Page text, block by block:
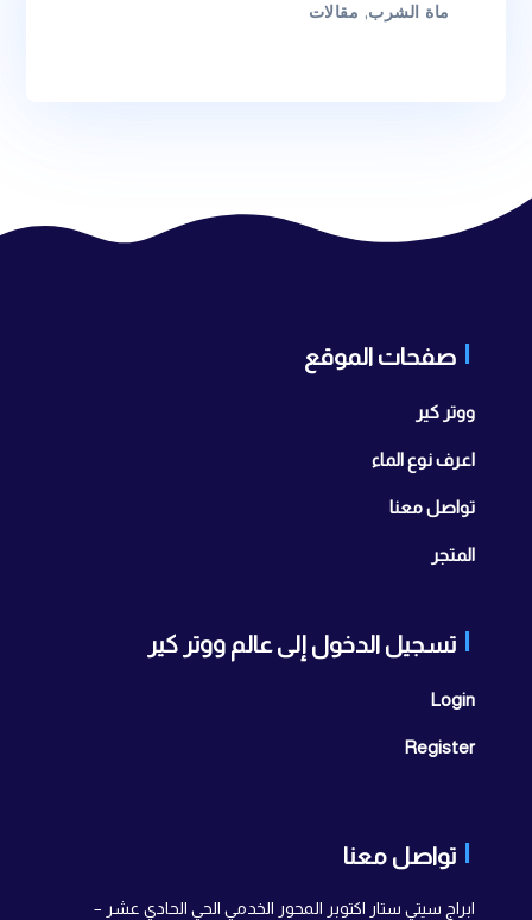
ماة الشرب, مقالات
صفحات الموقع
ووتر كير
اعرف نوع الماء
تواصل معنا
المتجر
تسجيل الدخول إلى عالم ووتر كير
Login
Register
تواصل معنا
ابراج سيتي ستار اكتوبر المحور الخدمي الحي الحادي عشر –